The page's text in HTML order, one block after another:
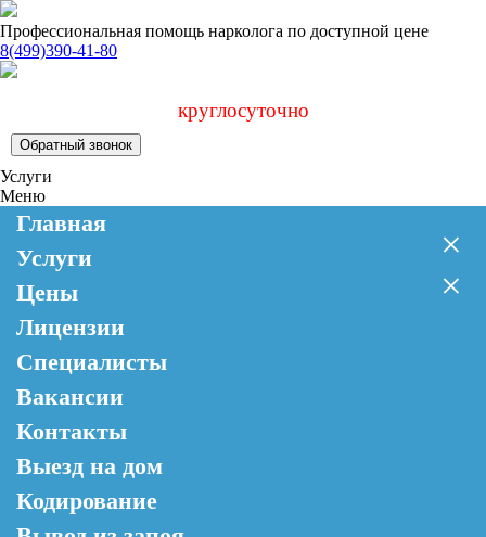
Профессиональная помощь нарколога по доступной цене
8(499)390-41-80
круглосуточно
Обратный звонок
Услуги
Меню
×
Главная
Услуги
Цены
Лицензии
Специалисты
Вакансии
Контакты
Выезд на дом
Кодирование
×